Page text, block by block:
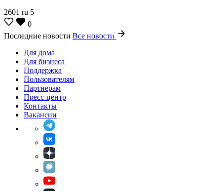
2601 ru 5
0
Последние новости Все новости
Для дома
Для бизнеса
Поддержка
Пользователям
Партнерам
Пресс-центр
Контакты
Вакансии